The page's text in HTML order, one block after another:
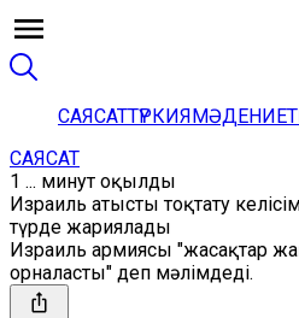
САЯСАТТҮРКИЯМӘДЕНИЕТ
САЯСАТ
1 ... минут оқылды
Израиль атысты тоқтату
түрде жариялады
Израиль армиясы "жасақтар
орналасты" деп мәлімдеді.